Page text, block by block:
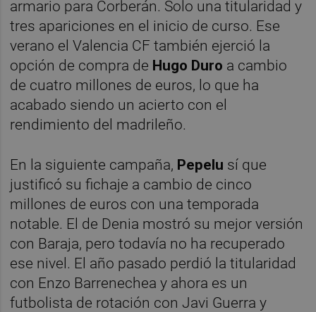
armario para Corberán. Solo una titularidad y
tres apariciones en el inicio de curso. Ese
verano el Valencia CF también ejerció la
opción de compra de Hugo Duro a cambio
de cuatro millones de euros, lo que ha
acabado siendo un acierto con el
rendimiento del madrileño.
En la siguiente campaña, Pepelu sí que
justificó su fichaje a cambio de cinco
millones de euros con una temporada
notable. El de Denia mostró su mejor versión
con Baraja, pero todavía no ha recuperado
ese nivel. El año pasado perdió la titularidad
con Enzo Barrenechea y ahora es un
futbolista de rotación con Javi Guerra y